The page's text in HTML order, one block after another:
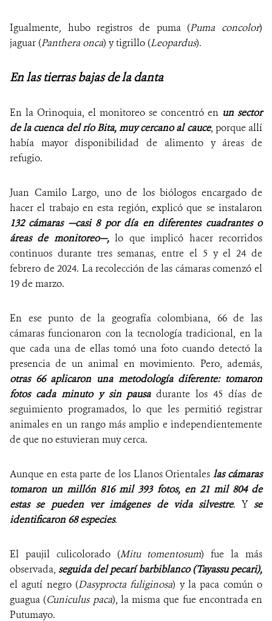
Igualmente, hubo registros de puma (Puma concolor)
jaguar (Panthera onca) y tigrillo (Leopardus).
En las tierras bajas de la danta
En la Orinoquia, el monitoreo se concentró en un sector
de la cuenca del río Bita, muy cercano al cauce, porque allí
había mayor disponibilidad de alimento y áreas de
refugio.
Juan Camilo Largo, uno de los biólogos encargado de
hacer el trabajo en esta región, explicó que se instalaron
132 cámaras —casi 8 por día en diferentes cuadrantes o
áreas de monitoreo—,lo que implicó hacer recorridos
continuos durante tres semanas, entre el 5 y el 24 de
febrero de 2024. La recolección de las cámaras comenzó el
19 de marzo.
En ese punto de la geografía colombiana, 66 de las
cámaras funcionaron con la tecnología tradicional, en la
que cada una de ellas tomó una foto cuando detectó la
presencia de un animal en movimiento. Pero, además,
otras 66 aplicaron una metodología diferente: tomaron
fotos cada minuto y sin pausadurante los 45 días de
seguimiento programados, lo que les permitió registrar
animales en un rango más amplio e independientemente
de que no estuvieran muy cerca.
Aunque en esta parte de los Llanos Orientaleslas cámaras
tomaron un millón 816 mil 393 fotos, en 21 mil 804 de
estas se pueden ver imágenes de vida silvestre. Y se
identificaron 68 especies.
El paujil culicolorado (Mitu tomentosum) fue la más
observada, seguida del pecarí barbiblanco (Tayassu pecari),
el agutí negro (Dasyprocta fuliginosa) y la paca común o
guagua (Cuniculus paca), la misma que fue encontrada en
Putumayo.